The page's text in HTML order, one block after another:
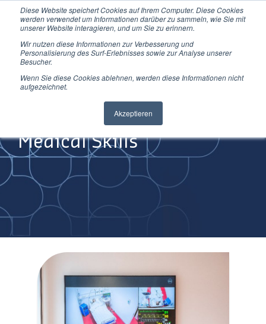
Diese Website speichert Cookies auf Ihrem Computer. Diese Cookies
werden verwendet um Informationen darüber zu sammeln, wie Sie mit
unserer Website interagieren, und um Sie zu erinnern.
Wir nutzen diese Informationen zur Verbesserung und
Personalisierung des Surf-Erlebnisses sowie zur Analyse unserer
Besucher.
Wenn Sie diese Cookies ablehnen, werden diese Informationen nicht
aufgezeichnet.
Akzeptieren
Direkt
zum
Medical Skills